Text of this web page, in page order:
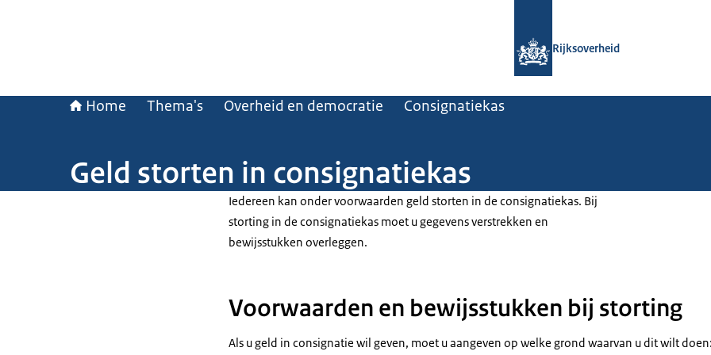
Rijksoverheid
Home Thema's Overheid en democratie Consignatiekas
Geld storten in consignatiekas
Iedereen kan onder voorwaarden geld storten in de consignatiekas. Bij
storting in de consignatiekas moet u gegevens verstrekken en
bewijsstukken overleggen.
Voorwaarden en bewijsstukken bij storting
Als u geld in consignatie wil geven, moet u aangeven op welke grond waarvan u dit wilt doen: